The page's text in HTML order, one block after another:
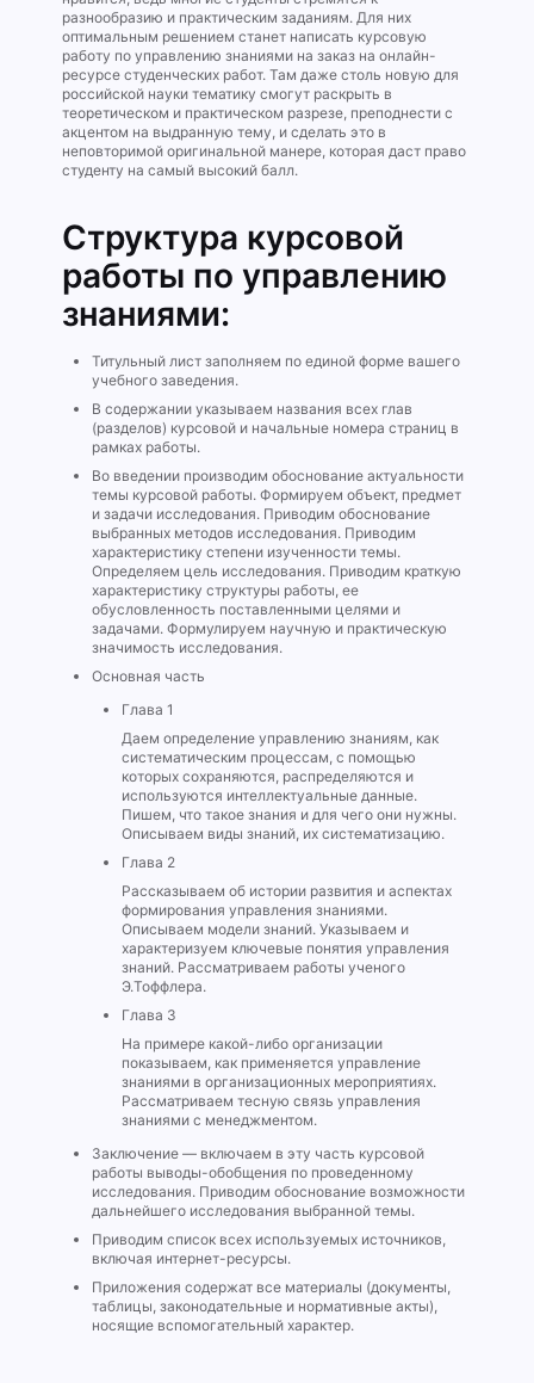
разнообразию и практическим заданиям. Для них
оптимальным решением станет написать курсовую
работу по управлению знаниями на заказ на онлайн-
ресурсе студенческих работ. Там даже столь новую для
российской науки тематику смогут раскрыть в
теоретическом и практическом разрезе, преподнести с
акцентом на выдранную тему, и сделать это в
неповторимой оригинальной манере, которая даст право
студенту на самый высокий балл.
Структура курсовой
работы по управлению
знаниями:
Титульный лист заполняем по единой форме вашего
учебного заведения.
В содержании указываем названия всех глав
(разделов) курсовой и начальные номера страниц в
рамках работы.
Во введении производим обоснование актуальности
темы курсовой работы. Формируем объект, предмет
и задачи исследования. Приводим обоснование
выбранных методов исследования. Приводим
характеристику степени изученности темы.
Определяем цель исследования. Приводим краткую
характеристику структуры работы, ее
обусловленность поставленными целями и
задачами. Формулируем научную и практическую
значимость исследования.
Основная часть
Глава 1
Даем определение управлению знаниям, как
систематическим процессам, с помощью
которых сохраняются, распределяются и
используются интеллектуальные данные.
Пишем, что такое знания и для чего они нужны.
Описываем виды знаний, их систематизацию.
Глава 2
Рассказываем об истории развития и аспектах
формирования управления знаниями.
Описываем модели знаний. Указываем и
характеризуем ключевые понятия управления
знаний. Рассматриваем работы ученого
Э.Тоффлера.
Глава 3
На примере какой-либо организации
показываем, как применяется управление
знаниями в организационных мероприятиях.
Рассматриваем тесную связь управления
знаниями с менеджментом.
Заключение — включаем в эту часть курсовой
работы выводы-обобщения по проведенному
исследования. Приводим обоснование возможности
дальнейшего исследования выбранной темы.
Приводим список всех используемых источников,
включая интернет-ресурсы.
Приложения содержат все материалы (документы,
таблицы, законодательные и нормативные акты),
носящие вспомогательный характер.